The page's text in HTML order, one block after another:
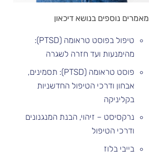
מאמרים נוספים בנושא דיכאון
טיפול בפוסט טראומה (PTSD):
מהימנעות ועד חזרה לשגרה
פוסט טראומה (PTSD): תסמינים,
אבחון ודרכי הטיפול החדשניות
בקליניקה
נרקסיסט – זיהוי, הבנת המנגנונים
ודרכי הטיפול
בייבי בלוז